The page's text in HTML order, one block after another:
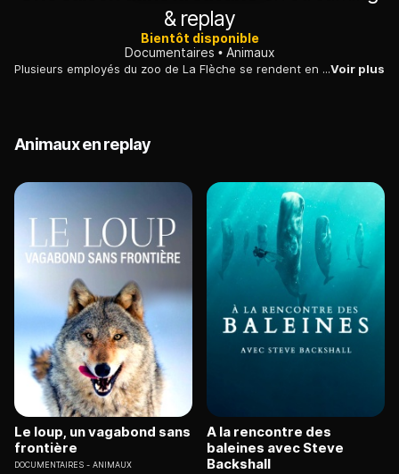
& replay
Bientôt disponible
Documentaires
Animaux
Plusieurs employés du zoo de La Flèche se rendent en Namibie, pour effectuer une formation de ranger dans une réserve privée abritant des rhinocéros.Voir plus
Animaux en replay
Le loup, un vagabond sans
frontière
DOCUMENTAIRES ANIMAUX
A la rencontre des
baleines avec Steve
Backshall